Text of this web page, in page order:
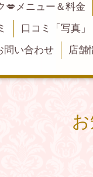
💋メニュー＆料金
口コミ「写真」
問い合わせ 店舗